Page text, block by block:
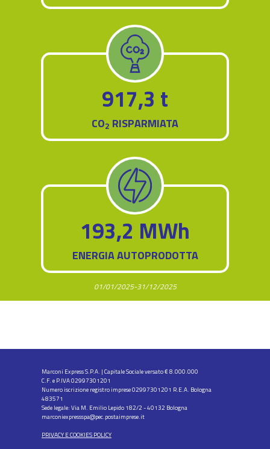
917,3 t
CO2 RISPARMIATA
193,2 MWh
ENERGIA AUTOPRODOTTA
01/01/2025-31/12/2025
Marconi Express S.P.A. | Capitale Sociale versato € 8.000.000
C.F. e P.IVA 02997301201
Numero iscrizione registro imprese 02997301201 R.E.A. Bologna
483571
Sede legale: Via M. Emilio Lepido 182/2 - 40132 Bologna
marconiexpressspa@pec.postaimprese.it
PRIVACY E COOKIES POLICY